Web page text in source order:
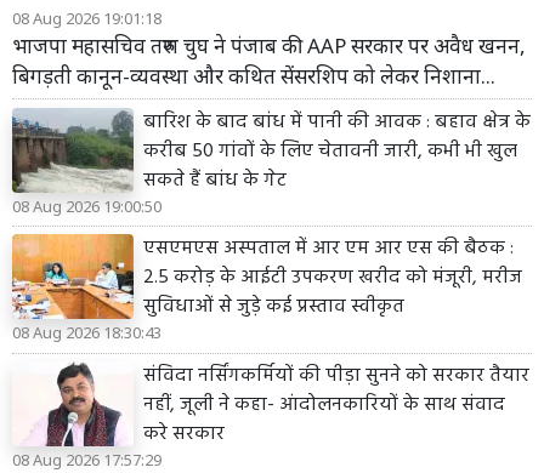
08 Aug 2026 19:01:18
भाजपा महासचिव तरुण चुघ ने पंजाब की AAP सरकार पर अवैध खनन,
बिगड़ती कानून-व्यवस्था और कथित सेंसरशिप को लेकर निशाना...
बारिश के बाद बांध में पानी की आवक : बहाव क्षेत्र के
करीब 50 गांवों के लिए चेतावनी जारी, कभी भी खुल
सकते हैं बांध के गेट
08 Aug 2026 19:00:50
एसएमएस अस्पताल में आर एम आर एस की बैठक :
2.5 करोड़ के आईटी उपकरण खरीद को मंजूरी, मरीज
सुविधाओं से जुड़े कई प्रस्ताव स्वीकृत
08 Aug 2026 18:30:43
संविदा नर्सिंगकर्मियों की पीड़ा सुनने को सरकार तैयार
नहीं, जूली ने कहा- आंदोलनकारियों के साथ संवाद
करे सरकार
08 Aug 2026 17:57:29